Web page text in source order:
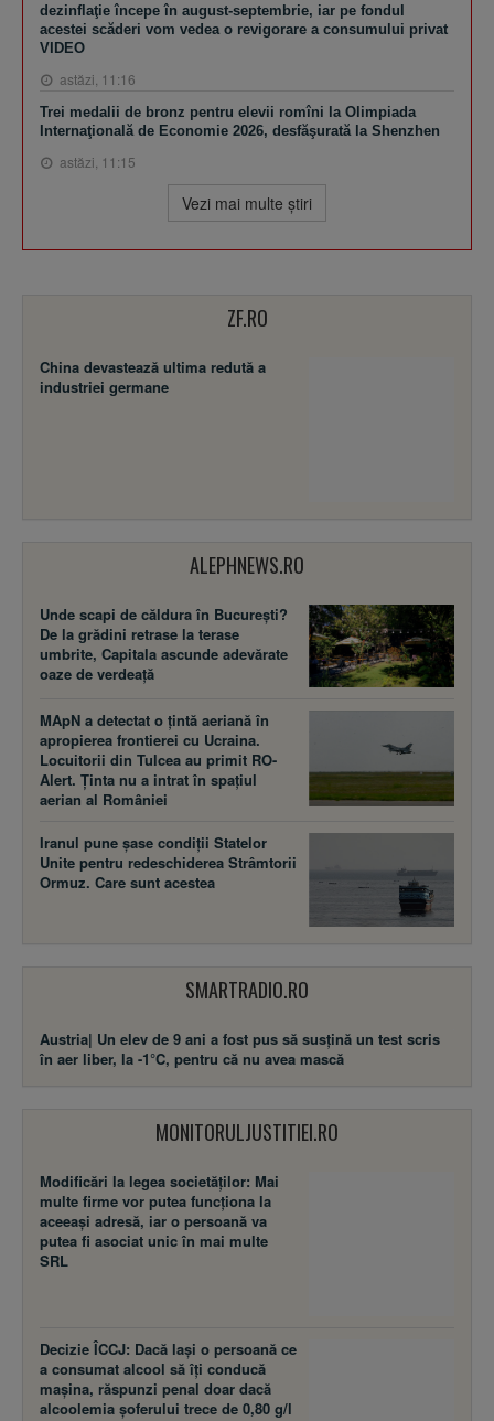
dezinflaţie începe în august-septembrie, iar pe fondul
acestei scăderi vom vedea o revigorare a consumului privat
VIDEO
astăzi, 11:16
Trei medalii de bronz pentru elevii romîni la Olimpiada
Internaţională de Economie 2026, desfăşurată la Shenzhen
astăzi, 11:15
Vezi mai multe ştiri
ZF.RO
China devastează ultima redută a
industriei germane
ALEPHNEWS.RO
Unde scapi de căldura în București?
De la grădini retrase la terase
umbrite, Capitala ascunde adevărate
oaze de verdeață
MApN a detectat o țintă aeriană în
apropierea frontierei cu Ucraina.
Locuitorii din Tulcea au primit RO-
Alert. Ținta nu a intrat în spațiul
aerian al României
Iranul pune șase condiții Statelor
Unite pentru redeschiderea Strâmtorii
Ormuz. Care sunt acestea
SMARTRADIO.RO
Austria| Un elev de 9 ani a fost pus să susţină un test scris
în aer liber, la -1°C, pentru că nu avea mască
MONITORULJUSTITIEI.RO
Modificări la legea societăţilor: Mai
multe firme vor putea funcţiona la
aceeaşi adresă, iar o persoană va
putea fi asociat unic în mai multe
SRL
Decizie ÎCCJ: Dacă laşi o persoană ce
a consumat alcool să îţi conducă
maşina, răspunzi penal doar dacă
alcoolemia şoferului trece de 0,80 g/l